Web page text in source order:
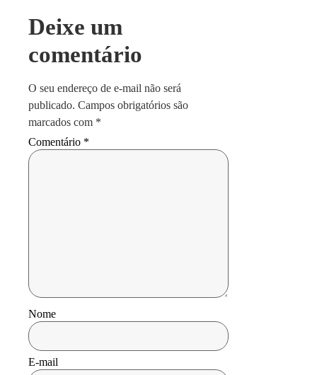
Deixe um
comentário
O seu endereço de e-mail não será
publicado. Campos obrigatórios são
marcados com *
Comentário *
Nome
E-mail